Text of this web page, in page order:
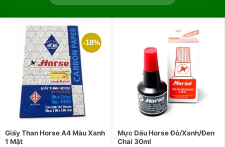
-18%
Giấy Than Horse A4 Màu Xanh
1 Mặt
Mực Dấu Horse Đỏ/Xanh/Đen
Chai 30ml